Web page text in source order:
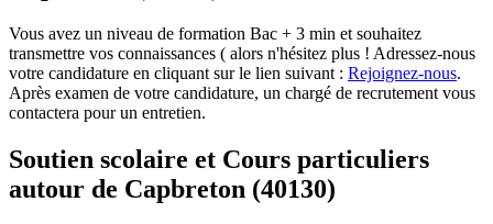
Vous avez un niveau de formation Bac + 3 min et souhaitez
transmettre vos connaissances ( alors n'hésitez plus ! Adressez-nous
votre candidature en cliquant sur le lien suivant : Rejoignez-nous.
Après examen de votre candidature, un chargé de recrutement vous
contactera pour un entretien.
Soutien scolaire et Cours particuliers
autour de Capbreton (40130)